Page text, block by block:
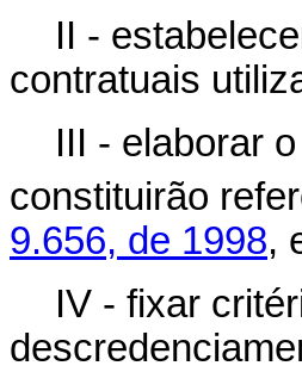
II -
contratuais
III - elaborar
constituirão
9.656, de 1998,
IV - fixar